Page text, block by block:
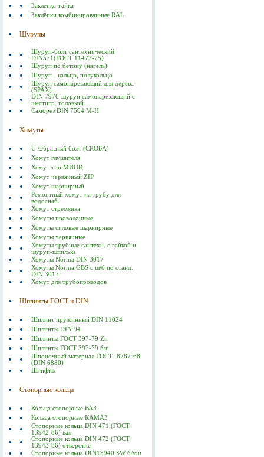
Заклепка-гайка
Заклёпки комбинированные RAL
Шурупы
Шуруп-болт сантехнический
DIN571(ГОСТ 11473-75)
Шуруп по бетону (нагель)
Шуруп - кольцо, полукольцо
Шуруп самонарезающий для дерева
(SPAX)
DIN 7976-шуруп самонарезающий с
шестигр. головкой
Саморез DIN 7504 M-H
Хомуты
U-Образный болт (СКОБА)
Хомут глушителя
Хомут тип МИНИ
Хомут червячный ZIP
Хомут шарнирный
Ремонтный хомут на трубу для
водоснаб.
Хомут стремянка
Хомуты проволочные
Хомуты силовые шарнирные
Хомуты червячные
Хомуты трубные сантехн. с гайкой и
шуруп-шпилька
Хомуты Norma DIN 3017
Хомуты Norma GBS с ш/б по станд.
DIN 3017
Хомут для трубопроводов
Шплинты ГОСТ и DIN
Шплинт пружинный DIN 11024
Шплинты DIN 94
Шплинты ГОСТ 397-79 Zn
Шплинты ГОСТ 397-79 б/п
Шпоночный материал ГОСТ- 8787-68
(DIN 6880)
Штифты
Стопорные кольца
Кольца стопорные ВАЗ
Кольца стопорные КАМАЗ
Стопорные кольца DIN 471 (ГОСТ
13942-86) вал
Стопорные кольца DIN 472 (ГОСТ
13943-86) отверстие
Стопорные кольца DIN13940 SW б/уш